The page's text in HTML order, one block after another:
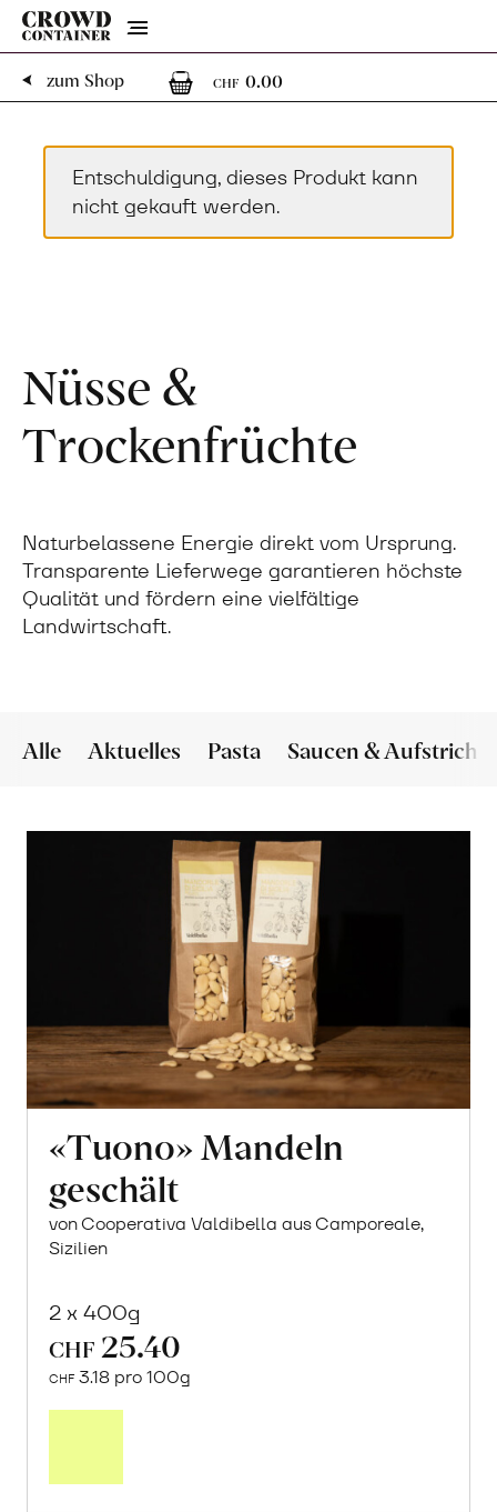
Menu
zum Shop
CHF 0.00
Entschuldigung, dieses Produkt kann
nicht gekauft werden.
Nüsse &
Trockenfrüchte
Naturbelassene Energie direkt vom Ursprung.
Transparente Lieferwege garantieren höchste
Qualität und fördern eine vielfältige
Landwirtschaft.
Alle Aktuelles Pasta Saucen & Aufstriche
«Tuono» Mandeln
geschält
von Cooperativa Valdibella aus Camporeale,
Sizilien
2 x 400g
CHF 25.40
CHF 3.18 pro 100g